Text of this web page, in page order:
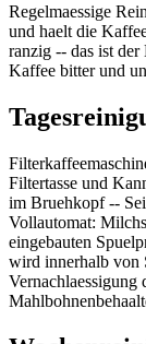
Regelmaessige
und haelt die
ranzig -- das ist
Kaffee bitter und
Filtertasse und
im Bruehkopf --
Vollautomat:
eingebauten
wird innerhalb von